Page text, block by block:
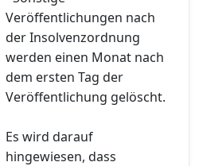
Veröffentlichungen nach
der Insolvenzordnung
werden einen Monat nach
dem ersten Tag der
Veröffentlichung gelöscht.
Es wird darauf
hingewiesen, dass